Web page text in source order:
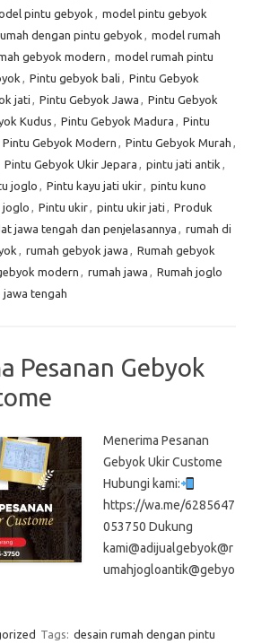
pintu gebyok , model pintu gebyok
dengan pintu gebyok , model rumah
gebyok modern , model rumah pintu
, Pintu gebyok bali , Pintu Gebyok
jati , Pintu Gebyok Jawa , Pintu Gebyok
Kudus , Pintu Gebyok Madura , Pintu
Pintu Gebyok Modern , Pintu Gebyok Murah ,
Pintu Gebyok Ukir Jepara , pintu jati antik ,
joglo , Pintu kayu jati ukir, pintu kuno
joglo , Pintu ukir, pintu ukir jati , Produk
jawa tengah dan penjelasannya , rumah di
, rumah gebyok jawa , Rumah gebyok
modern , rumah jawa , Rumah joglo
jawa tengah
Pesanan Gebyok
Menerima Pesanan
Gebyok Ukir Custome
Hubungi kami:
https://wa.me/6285647
053750 Dukung
kami@adijualgebyok@r
umahjogloantik@gebyo
Tags: desain rumah dengan pintu